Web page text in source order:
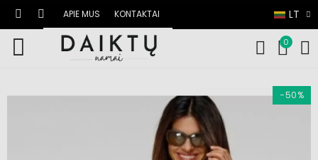
LT
APIE MUS KONTAKTAI
0
−50%